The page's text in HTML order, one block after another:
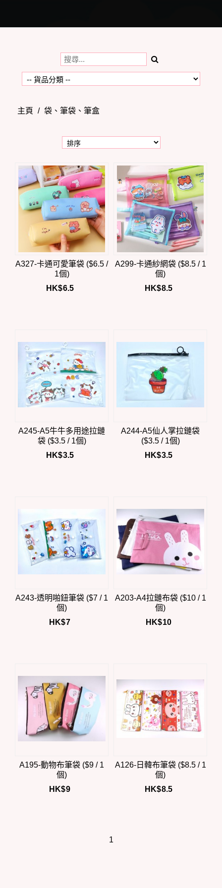
主頁 / 袋、筆袋、筆盒
A327-卡通可愛筆袋 ($6.5 /
1個)
HK$6.5
A299-卡通紗網袋 ($8.5 / 1
個)
HK$8.5
A245-A5牛牛多用途拉鏈
袋 ($3.5 / 1個)
HK$3.5
A244-A5仙人掌拉鏈袋
($3.5 / 1個)
HK$3.5
A243-透明啪鈕筆袋 ($7 / 1
個)
HK$7
A203-A4拉鏈布袋 ($10 / 1
個)
HK$10
A195-動物布筆袋 ($9 / 1
個)
HK$9
A126-日韓布筆袋 ($8.5 / 1
個)
HK$8.5
1